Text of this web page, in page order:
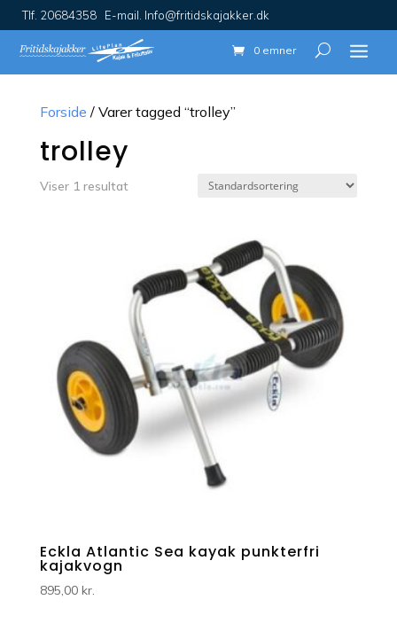
Tlf. 20684358 E-mail. Info@fritidskajakker.dk
0 emner
Forside / Varer tagged “trolley”
trolley
Viser 1 resultat
Eckla Atlantic Sea kayak punkterfri
kajakvogn
895,00 kr.